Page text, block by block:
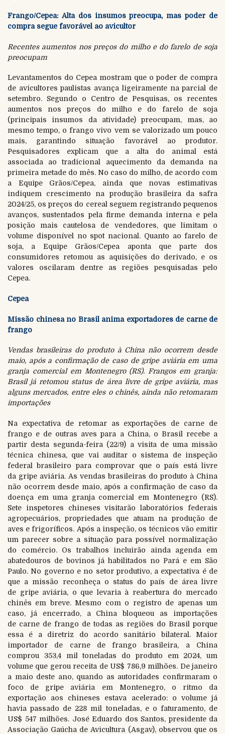
Frango/Cepea: Alta dos insumos preocupa, mas poder de
compra segue favorável ao avicultor
Recentes aumentos nos preços do milho e do farelo de soja
preocupam
Levantamentos do Cepea mostram que o poder de compra
de avicultores paulistas avança ligeiramente na parcial de
setembro. Segundo o Centro de Pesquisas, os recentes
aumentos nos preços do milho e do farelo de soja
(principais insumos da atividade) preocupam, mas, ao
mesmo tempo, o frango vivo vem se valorizado um pouco
mais, garantindo situação favorável ao produtor.
Pesquisadores explicam que a alta do animal está
associada ao tradicional aquecimento da demanda na
primeira metade do mês. No caso do milho, de acordo com
a Equipe Grãos/Cepea, ainda que novas estimativas
indiquem crescimento na produção brasileira da safra
2024/25, os preços do cereal seguem registrando pequenos
avanços, sustentados pela firme demanda interna e pela
posição mais cautelosa de vendedores, que limitam o
volume disponível no spot nacional. Quanto ao farelo de
soja, a Equipe Grãos/Cepea aponta que parte dos
consumidores retomou as aquisições do derivado, e os
valores oscilaram dentre as regiões pesquisadas pelo
Cepea.
Cepea
Missão chinesa no Brasil anima exportadores de carne de
frango
Vendas brasileiras do produto à China não ocorrem desde
maio, após a confirmação de caso de gripe aviária em uma
granja comercial em Montenegro (RS). Frangos em granja:
Brasil já retomou status de área livre de gripe aviária, mas
alguns mercados, entre eles o chinês, ainda não retomaram
importações
Na expectativa de retomar as exportações de carne de
frango e de outras aves para a China, o Brasil recebe a
partir desta segunda-feira (22/9) a visita de uma missão
técnica chinesa, que vai auditar o sistema de inspeção
federal brasileiro para comprovar que o país está livre
da gripe aviária. As vendas brasileiras do produto à China
não ocorrem desde maio, após a confirmação de caso da
doença em uma granja comercial em Montenegro (RS).
Sete inspetores chineses visitarão laboratórios federais
agropecuários, propriedades que atuam na produção de
aves e frigoríficos. Após a inspeção, os técnicos vão emitir
um parecer sobre a situação para possível normalização
do comércio. Os trabalhos incluirão ainda agenda em
abatedouros de bovinos já habilitados no Pará e em São
Paulo. No governo e no setor produtivo, a expectativa é de
que a missão reconheça o status do país de área livre
de gripe aviária, o que levaria à reabertura do mercado
chinês em breve. Mesmo com o registro de apenas um
caso, já encerrado, a China bloqueou as importações
de carne de frango de todas as regiões do Brasil porque
essa é a diretriz do acordo sanitário bilateral. Maior
importador de carne de frango brasileira, a China
comprou 353,4 mil toneladas do produto em 2024, um
volume que gerou receita de US$ 786,9 milhões. De janeiro
a maio deste ano, quando as autoridades confirmaram o
foco de gripe aviária em Montenegro, o ritmo da
exportação aos chineses estava acelerado: o volume já
havia passado de 228 mil toneladas, e o faturamento, de
US$ 547 milhões. José Eduardo dos Santos, presidente da
Associação Gaúcha de Avicultura (Asgav), observou que os